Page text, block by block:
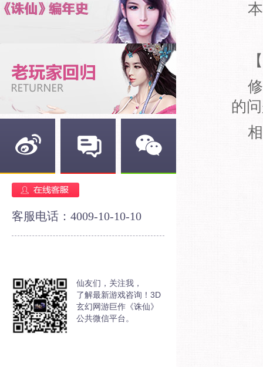
客服电话：4009-10-10-10
仙友们，关注我，
了解最新游戏咨询！3D
玄幻网游巨作《诛仙》
公共微信平台。
的